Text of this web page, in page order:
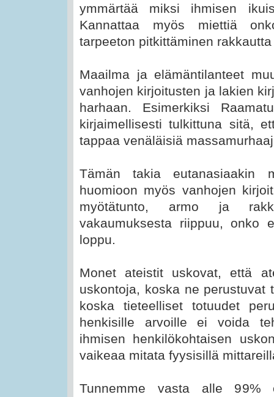
ymmärtää miksi ihmisen
Kannattaa myös miettiä
tarpeeton pitkittäminen
Maailma ja elämäntilanteet
vanhojen kirjoitusten ja lakien
harhaan. Esimerkiksi
kirjaimellisesti tulkittuna sitä,
tappaa venäläisiä
Tämän takia eutanasiaakin
huomioon myös vanhojen
myötätunto, armo ja
vakaumuksesta riippuu, onko
loppu.
Monet ateistit uskovat, että
uskontoja, koska ne perustuvat
koska tieteelliset totuudet
henkisille arvoille ei voida
ihmisen henkilökohtaisen
vaikeaa mitata fyysisillä
Tunnemme vasta alle 99%